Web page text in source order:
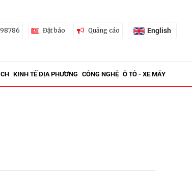
Đặt báo Quảng cáo English
KINH TẾ ĐỊA PHƯƠNG CÔNG NGHỆ Ô TÔ - XE MÁY